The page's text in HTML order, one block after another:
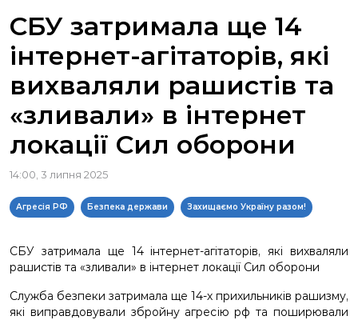
ВІДЕОГАЛЕРЕЯ
КОНТАКТИ ПРЕСЦЕНТРУ
СБУ затримала ще 14
інтернет-агітаторів, які
вихваляли рашистів та
«зливали» в інтернет
локації Сил оборони
14:00, 3 липня 2025
Агресія РФ Безпека держави Захищаємо Україну разом!
СБУ затримала ще 14 інтернет-агітаторів, які вихваляли
рашистів та «зливали» в інтернет локації Сил оборони
Служба безпеки затримала ще 14-х прихильників рашизму,
які виправдовували збройну агресію рф та поширювали